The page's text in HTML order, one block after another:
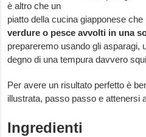
è altro che un
piatto della cucina giapponese che
verdure o pesce avvolti in una
prepareremo usando gli asparagi,
degno di una tempura davvero
Per avere un risultato perfetto è
illustrata, passo passo e attenersi
Ingredienti